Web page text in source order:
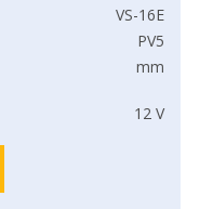
VS-16E
PV5
mm
12 V